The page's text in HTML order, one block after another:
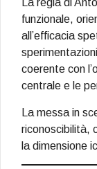
La regia di
funzionale,
all’efficacia
coerente con
centrale e le
La messa in
riconoscibilità,
la dimensione